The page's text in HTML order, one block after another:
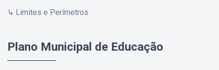
↳ Limites e Perímetros
Plano Municipal de Educação